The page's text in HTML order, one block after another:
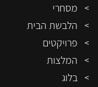
מסחרי
הלבשת הבית
פרויקטים
המלצות
בלוג